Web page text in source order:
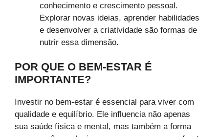
conhecimento e crescimento pessoal.
Explorar novas ideias, aprender habilidades
e desenvolver a criatividade são formas de
nutrir essa dimensão.
POR QUE O BEM-ESTAR É
IMPORTANTE?
Investir no bem-estar é essencial para viver com
qualidade e equilíbrio. Ele influencia não apenas
sua saúde física e mental, mas também a forma